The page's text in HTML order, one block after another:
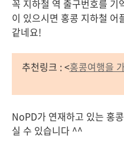
꼭 지하철 역 출구번호를 기
이 있으시면 홍콩 지하철 어
같네요!
추천링크 : <홍콩여행을
NoPD가 연재하고 있는 홍
실 수 있습니다 ^^